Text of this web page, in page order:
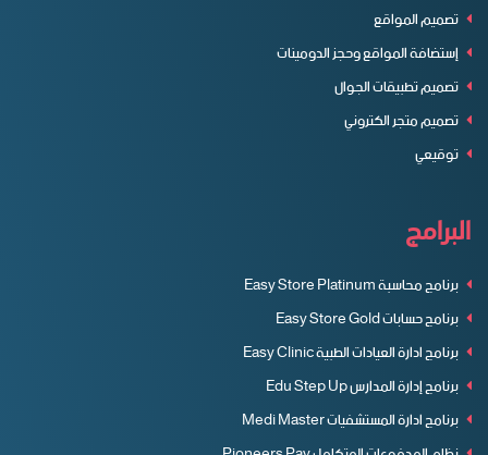
تصميم المواقع
إستضافة المواقع وحجز الدومينات
تصميم تطبيقات الجوال
تصميم متجر الكتروني
توقيعي
البرامج
برنامج محاسبة Easy Store Platinum
برنامج حسابات Easy Store Gold
برنامج ادارة العيادات الطبية Easy Clinic
برنامج إدارة المدارس Edu Step Up
برنامج ادارة المستشفيات Medi Master